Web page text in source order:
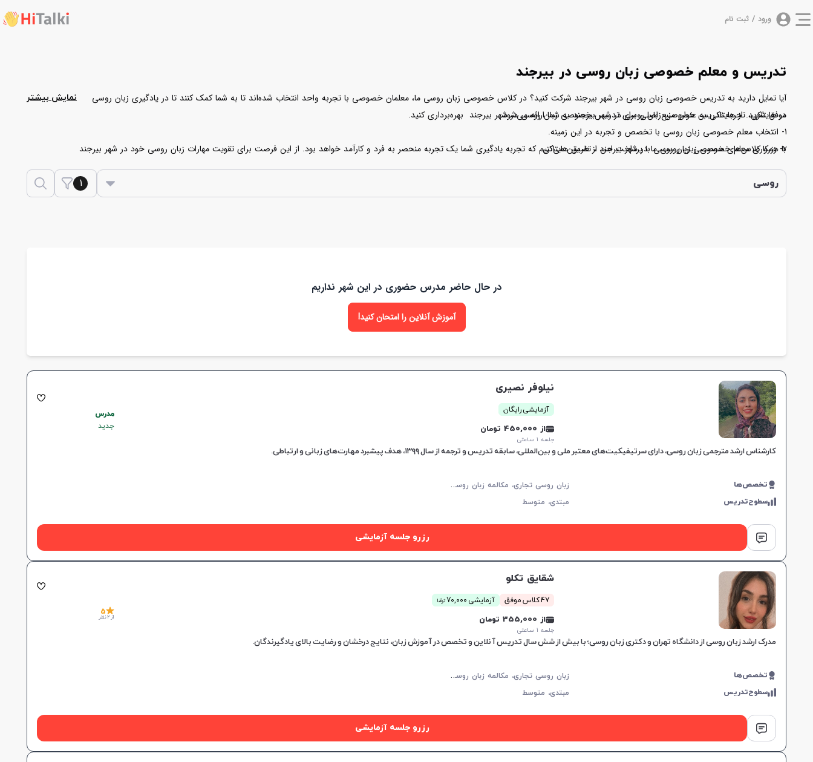
ورود / ثبت نام
تدریس و معلم خصوصی زبان روسی در بیرجند
آیا تمایل دارید به تدریس خصوصی زبان روسی در شهر بیرجند شرکت کنید؟ در کلاس خصوصی زبان روسی ما، معلمان خصوصی با تجربه واحد انتخاب شده‌اند تا به شما کمک کنند تا در یادگیری زبان روسی
موفق شوید. از هایتاکی به عنوان منبع اصلی برای تدریس خصوصی زبان روسی در شهر بیرجند بهره‌برداری کنید.
در هایتاکی، تجربه تدریس خصوصی زبان روسی در شهر بیرجند به شما ارائه می‌شود:
1- انتخاب معلم خصوصی زبان روسی با تخصص و تجربه در این زمینه.
2- رزرو کلاس‌های خصوصی زبان روسی با پرداخت امن از طریق هایتاکی.
با همکاری معلم خصوصی زبان روسی ما در شهر بیرجند ، تضمین می‌کنیم که تجربه یادگیری شما یک تجربه منحصر به فرد و کارآمد خواهد بود. از این فرصت برای تقویت مهارات زبان روسی خود در شهر بیرجند
نمایش بیشتر
روسی 1
در حال حاضر مدرس حضوری در این شهر نداریم
آموزش آنلاین را امتحان کنید!
نیلوفر نصیری
آزمایشی رایگان
از 450,000 تومان
جلسه ۱ ساعتی
مدرس
جدید
کارشناس ارشد مترجمی زبان روسی، دارای سرتیفیکیت‌های معتبر ملی و بین‌المللی، سابقه تدریس و ترجمه از سال ۱۳۹۹، هدف پیشبرد مهارت‌های زبانی و ارتباطی.
تخصص‌ها ز
بان روسی تجاری، مکالمه زبان روسی، زبان روسی عمومی، زبان روسی کودکان، پادفک
سطوح‌تدریس مبتدی، متوسط
رزرو جلسه آزمایشی
شقایق تکلو
47 کلاس موفق آزمایشی 70,000 توما
ن
از 355,000 تومان
جلسه ۱ ساعتی
5
از 2 نظر
مدرک ارشد زبان روسی از دانشگاه تهران و دکتری زبان روسی؛ با بیش از شش سال تدریس آنلاین و تخصص در آموزش زبان، نتایج درخشان و رضایت بالای یادگیرندگان.
تخصص‌ها ز
بان روسی تجاری، مکالمه زبان روسی، زبان روسی عمومی، زبان روسی کودکان، پادفک
سطوح‌تدریس مبتدی، متوسط
رزرو جلسه آزمایشی